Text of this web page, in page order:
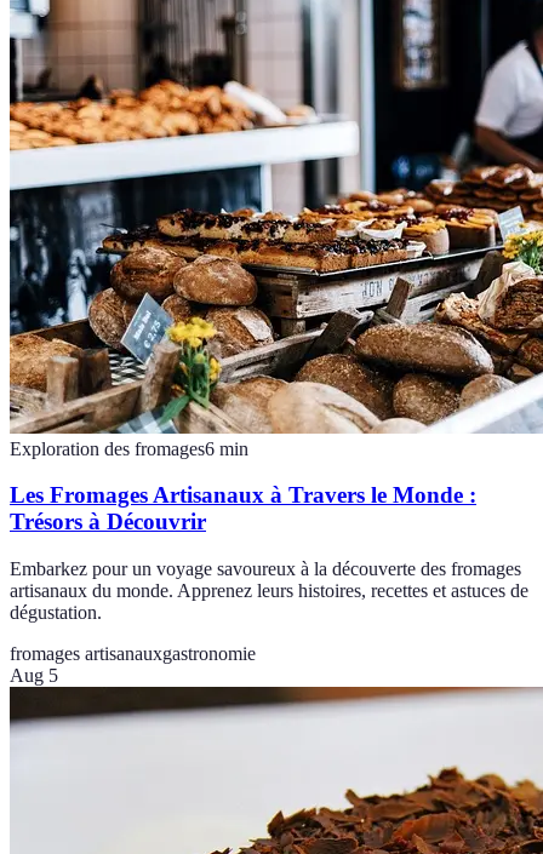
Exploration des fromages6 min
Les Fromages Artisanaux à Travers le Monde :
Trésors à Découvrir
Embarkez pour un voyage savoureux à la découverte des fromages
artisanaux du monde. Apprenez leurs histoires, recettes et astuces de
dégustation.
fromages artisanauxgastronomie
Aug 5